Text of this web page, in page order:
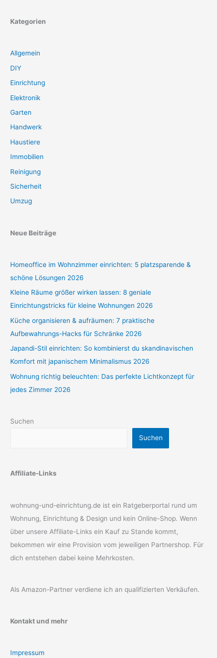
Kategorien
Allgemein
DIY
Einrichtung
Elektronik
Garten
Handwerk
Haustiere
Immobilien
Reinigung
Sicherheit
Umzug
Neue Beiträge
Homeoffice im Wohnzimmer einrichten: 5 platzsparende &
schöne Lösungen 2026
Kleine Räume größer wirken lassen: 8 geniale
Einrichtungstricks für kleine Wohnungen 2026
Küche organisieren & aufräumen: 7 praktische
Aufbewahrungs-Hacks für Schränke 2026
Japandi-Stil einrichten: So kombinierst du skandinavischen
Komfort mit japanischem Minimalismus 2026
Wohnung richtig beleuchten: Das perfekte Lichtkonzept für
jedes Zimmer 2026
Suchen
Suchen
Affiliate-Links
wohnung-und-einrichtung.de ist ein Ratgeberportal rund um
Wohnung, Einrichtung & Design und kein Online-Shop. Wenn
über unsere Affiliate-Links ein Kauf zu Stande kommt,
bekommen wir eine Provision vom jeweiligen Partnershop. Für
dich entstehen dabei keine Mehrkosten.
Als Amazon-Partner verdiene ich an qualifizierten Verkäufen.
Kontakt und mehr
Impressum